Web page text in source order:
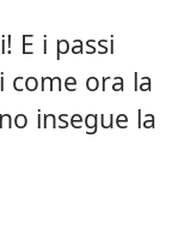
E i passi
come ora la
insegue la